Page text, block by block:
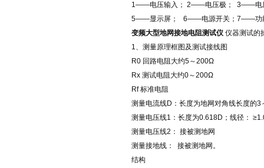
1——电压输入； 2——电压极； 3——电
5——显示屏； 6——电源开关；7——功
变频大型地网接地电阻测试仪 仪器测试的
1、测量原理框图及测试接线图
R0 回路电阻大约5～200Ω
Rx 测试电阻大约0～200Ω
Rf 标准电阻
测量电流线D：长度为地网对角线长度的
测量电压线1：长度为0.618D；线径：
测量电压线2： 接被测地网
测量接地线： 接被测地网。
结构